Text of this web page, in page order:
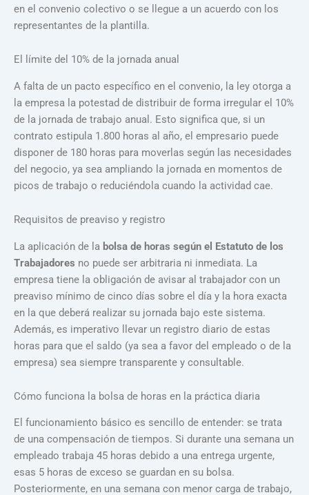
en el convenio colectivo o se llegue a un acuerdo con los
representantes de la plantilla.
El límite del 10% de la jornada anual
A falta de un pacto específico en el convenio, la ley otorga a
la empresa la potestad de distribuir de forma irregular el 10%
de la jornada de trabajo anual. Esto significa que, si un
contrato estipula 1.800 horas al año, el empresario puede
disponer de 180 horas para moverlas según las necesidades
del negocio, ya sea ampliando la jornada en momentos de
picos de trabajo o reduciéndola cuando la actividad cae.
Requisitos de preaviso y registro
La aplicación de la bolsa de horas según el Estatuto de los
Trabajadores no puede ser arbitraria ni inmediata. La
empresa tiene la obligación de avisar al trabajador con un
preaviso mínimo de cinco días sobre el día y la hora exacta
en la que deberá realizar su jornada bajo este sistema.
Además, es imperativo llevar un registro diario de estas
horas para que el saldo (ya sea a favor del empleado o de la
empresa) sea siempre transparente y consultable.
Cómo funciona la bolsa de horas en la práctica diaria
El funcionamiento básico es sencillo de entender: se trata
de una compensación de tiempos. Si durante una semana un
empleado trabaja 45 horas debido a una entrega urgente,
esas 5 horas de exceso se guardan en su bolsa.
Posteriormente, en una semana con menor carga de trabajo,